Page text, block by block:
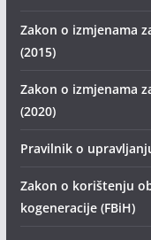
Zakon o izmjenama
(2015)
Zakon o izmjenama
(2020)
Pravilnik o
Zakon o korištenju
kogeneracije (FBiH)